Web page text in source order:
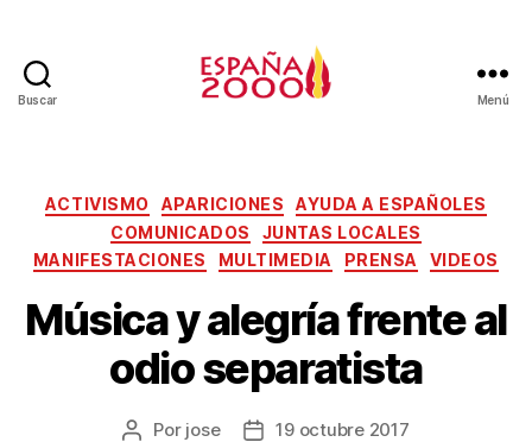
Buscar Menú
ACTIVISMO APARICIONES
AYUDA A ESPAÑOLES
COMUNICADOS
JUNTAS LOCALES
MANIFESTACIONES
MULTIMEDIA PRENSA VIDEOS
Música y alegría frente al
odio separatista
Por jose 19 octubre 2017